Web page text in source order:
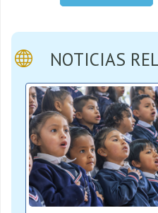
NOTICIAS